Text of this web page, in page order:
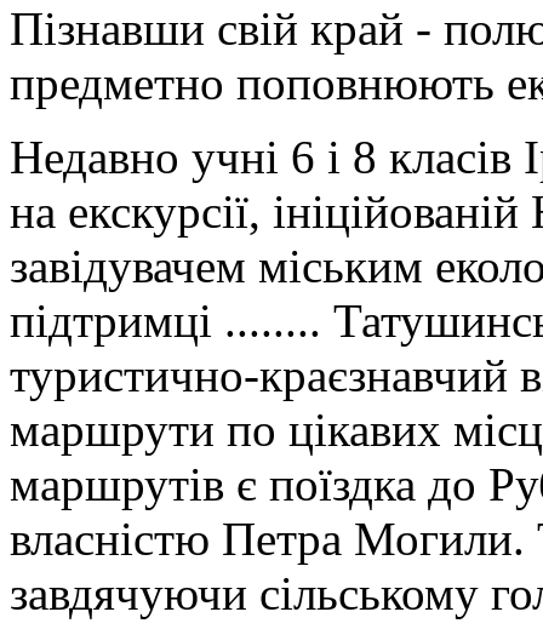
Пізнавши свій край -
предметно поповнюють
Недавно учні 6 і 8
на екскурсії,
завідувачем міським
підтримці ........
туристично-краєзнавчий
маршрути по цікавих
маршрутів є поїздка до
власністю Петра
завдячуючи сільському